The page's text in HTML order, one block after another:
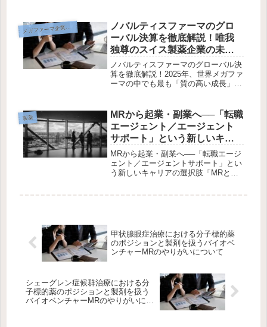
を、新製品の急成長複数のブロックバ
スター化厚いパイプライン投資で完
全...
メ
ガファーマ企業研究
ノバルティスファーマのグロ
ーバル決算を徹底解説！唯我
独尊のスイス製薬企業の未来
を考える
ノバルティスファーマのグローバル決
算を徹底解説！2025年、世界メガファ
ーマの中でも最も「質の高い成長」を
すべきは営業利益率40％超という異次
元の収益構造。本記事では、グロ...
製薬
MRから起業・副業へ──「転職
エージェント／エージェント
サポート」という新しいキャ
リアの選択肢
MRから起業・副業へ──「転職エージ
ェント／エージェントサポート」とい
う新しいキャリアの選択肢「MRとし
甲状腺眼症治療における分子標的薬
のポジションと製剤を扱うバイオベ
ンチャーMRのやりがいについて
シェーグレン症候群治療における分
子標的薬のポジションと製剤を扱う
バイオベンチャーMRのやりがいにつ